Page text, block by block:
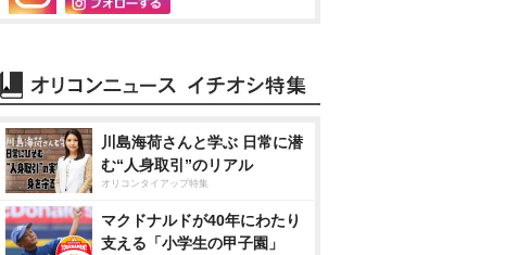
川島海荷さんと学ぶ 日常に潜
む“人身取引”のリアル
オリコンタイアップ特集
マクドナルドが40年にわたり
支える「小学生の甲子園」